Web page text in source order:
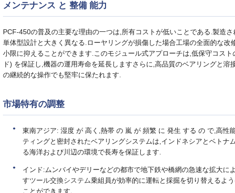
メンテナンス と 整備 能力
PCF-450の普及の主要な理由の一つは,所有コストが低いことである.製造
単体型設計と大きく異なる.ローヤリングが損傷した場合工場の全面的な
小限に抑えることができます.このモジュール式アプローチは,低保守コス
ド) を保証し,機器の運用寿命を延長しますさらに,高品質のベアリングと
の継続的な操作でも堅牢に保たれます.
市場特有の調整
東南アジア: 湿度 が 高く,熱帯 の 嵐 が 頻繁 に 発生 する の で,高性
ティングと密封されたベアリングシステムは,インドネシアとベトナ
る海洋および川辺の環境で長寿を保証します.
インド:ムンバイやデリーなどの都市で地下鉄や橋網の急速な拡大に
すツール交換システム乗組員が効率的に運転と採掘を切り替えるよ
ことができます.